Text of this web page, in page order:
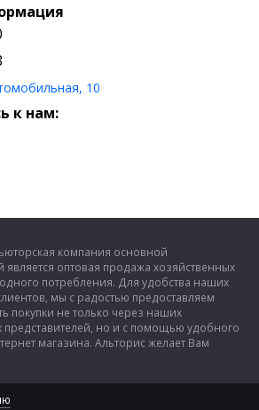
10
к нам:
компания основной
является оптовая продажа хозяйственных
потребления. Для удобства наших
мы с радостью предоставляем
покупки не только через наших
представителей, но и с помощью удобного
магазина. Альторис желает Вам